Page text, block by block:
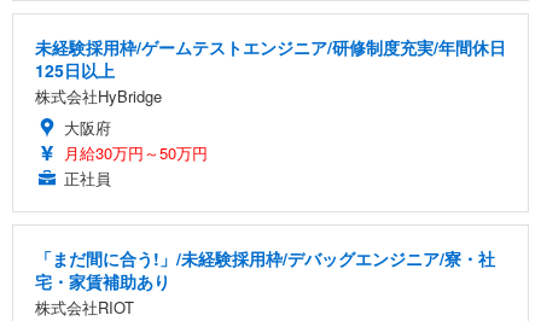
未経験採用枠/ゲームテストエンジニア/研修制度充実/年間休日
125日以上
株式会社HyBridge
大阪府
月給30万円～50万円
正社員
「まだ間に合う!」/未経験採用枠/デバッグエンジニア/寮・社
宅・家賃補助あり
株式会社RIOT